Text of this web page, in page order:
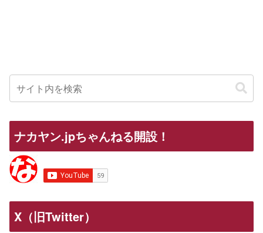
ナカヤン.jpちゃんねる開設！
X（旧Twitter）